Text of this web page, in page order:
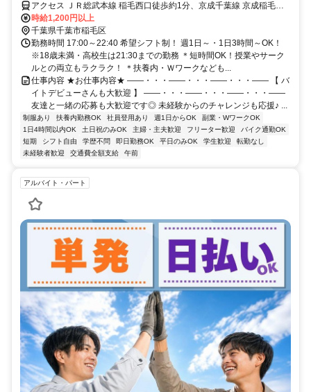
アクセス ＪＲ総武本線 稲毛西口徒歩約1分、京成千葉線 京成稲毛徒
歩約8分、京成千葉線 みどり台徒歩約21分
時給1,200円以上
千葉県千葉市稲毛区
勤務時間 17:00～22:40 希望シフト制！ 週1日～・1日3時間～OK！
※18歳未満・高校生は21:30までの勤務 ＊短時間OK！授業やサーク
ルとの両立もラクラク！ ＊扶養内・Ｗワークなども...
仕事内容 ★お仕事内容★ ――・・・――・・・――・・・―― 【 バ
イトデビューさんも大歓迎 】 ――・・・――・・・――・・・――
友達と一緒の応募も大歓迎です◎ 未経験からのチャレンジも応援♪ ...
制服あり 扶養内勤務OK 社員登用あり 週1日からOK
副業・WワークOK
1日4時間以内OK
土日祝のみOK 主婦・主夫歓迎 フリーター歓迎
バイク通勤OK
短期
シフト自由 学歴不問 即日勤務OK 平日のみOK 学生歓迎
転勤なし
未経験者歓迎
交通費全額支給 午前
アルバイト・パート